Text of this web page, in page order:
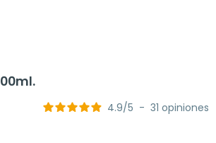
4.9/5 - 31 opiniones